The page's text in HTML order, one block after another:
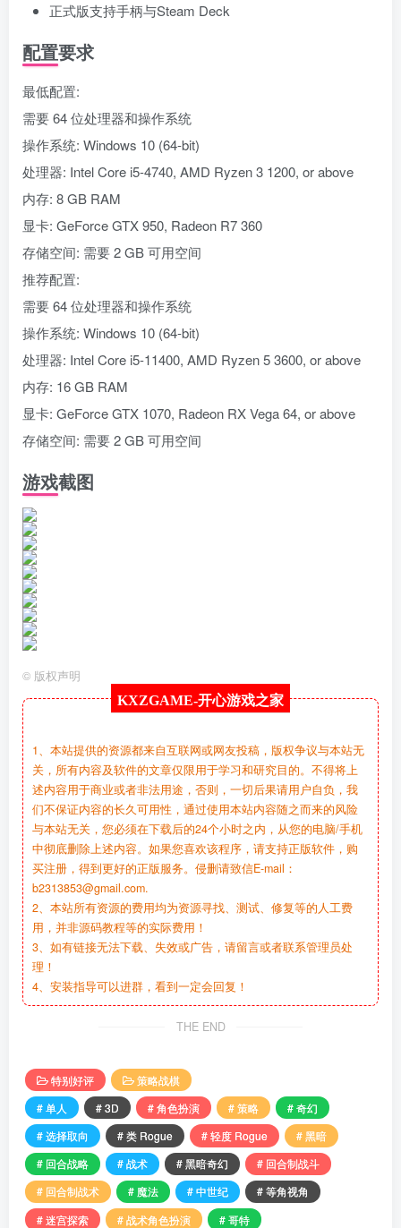
正式版支持手柄与Steam Deck
配置要求
最低配置:
需要 64 位处理器和操作系统
操作系统: Windows 10 (64-bit)
处理器: Intel Core i5-4740, AMD Ryzen 3 1200, or above
内存: 8 GB RAM
显卡: GeForce GTX 950, Radeon R7 360
存储空间: 需要 2 GB 可用空间
推荐配置:
需要 64 位处理器和操作系统
操作系统: Windows 10 (64-bit)
处理器: Intel Core i5-11400, AMD Ryzen 5 3600, or above
内存: 16 GB RAM
显卡: GeForce GTX 1070, Radeon RX Vega 64, or above
存储空间: 需要 2 GB 可用空间
游戏截图
© 版权声明
KXZGAME-开心游戏之家
1、本站提供的资源都来自互联网或网友投稿，版权争议与本站无
关，所有内容及软件的文章仅限用于学习和研究目的。不得将上
述内容用于商业或者非法用途，否则，一切后果请用户自负，我
们不保证内容的长久可用性，通过使用本站内容随之而来的风险
与本站无关，您必须在下载后的24个小时之内，从您的电脑/手机
中彻底删除上述内容。如果您喜欢该程序，请支持正版软件，购
买注册，得到更好的正版服务。侵删请致信E-mail：
b2313853@gmail.com.
2、本站所有资源的费用均为资源寻找、测试、修复等的人工费
用，并非源码教程等的实际费用！
3、如有链接无法下载、失效或广告，请留言或者联系管理员处
理！
4、安装指导可以进群，看到一定会回复！
THE END
特别好评
策略战棋
# 单人
# 3D # 角色扮演 # 策略
# 奇幻
# 选择取向
# 类 Rogue # 轻度 Rogue
# 黑暗
# 回合战略
# 战术 # 黑暗奇幻
# 回合制战斗
# 回合制战术
# 魔法 # 中世纪
# 等角视角
# 迷宫探索
# 战术角色扮演 # 哥特